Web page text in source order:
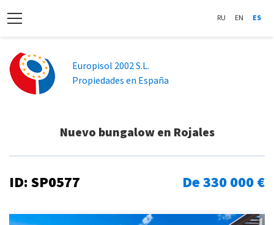
RU EN ES
Europisol 2002 S.L.
Propiedades en España
Nuevo bungalow en Rojales
ID: SP0577 De 330 000 €